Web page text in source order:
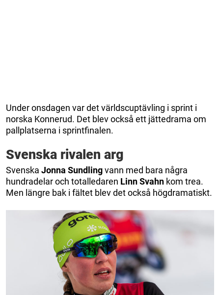
Under onsdagen var det världscuptävling i sprint i
norska Konnerud. Det blev också ett jättedrama om
pallplatserna i sprintfinalen.
Svenska rivalen arg
Svenska Jonna Sundlingvann med bara några
hundradelar och totalledaren Linn Svahn kom trea.
Men längre bak i fältet blev det också högdramatiskt.